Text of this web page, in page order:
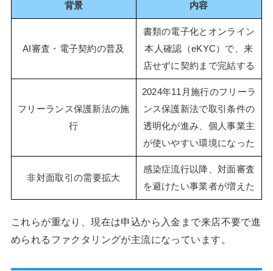
背景 内容
AI審査・電子契約の普及
書類の電子化とオンライン
本人確認（eKYC）で、来
店せずに契約まで完結する
フリーランス保護新法の施
行
2024年11月施行のフリーラ
ンス保護新法で取引条件の
透明化が進み、個人事業主
が使いやすい環境になった
非対面取引の需要拡大
感染症流行以降、対面審査
を避けたい事業者が増えた
これらが重なり、現在は申込から入金まで来店不要で進
められるファクタリングが主流になっています。